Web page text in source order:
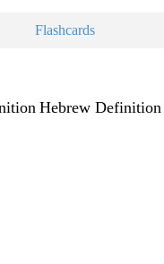
Flashcards
Hebrew Definition